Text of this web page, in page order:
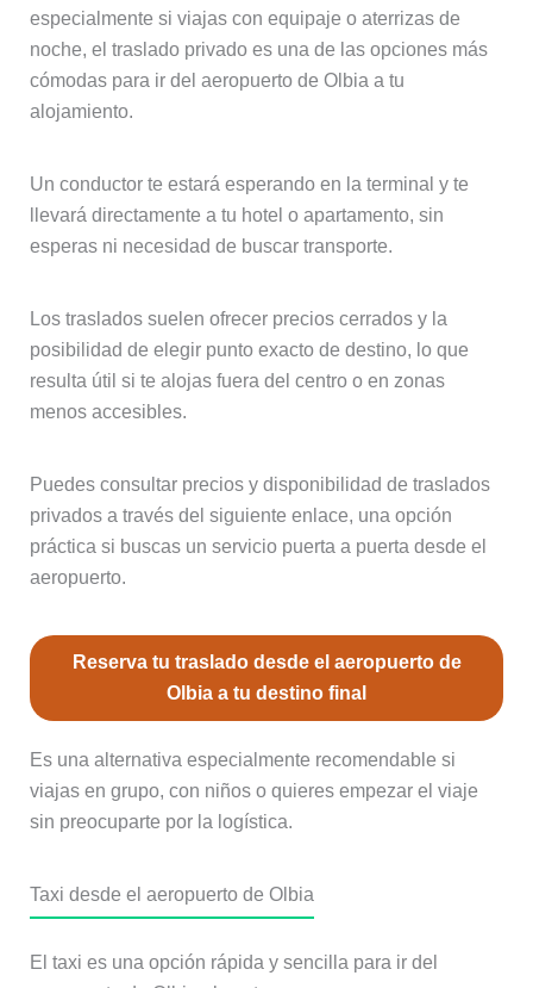
especialmente si viajas con equipaje o aterrizas de
noche, el traslado privado es una de las opciones más
cómodas para ir del aeropuerto de Olbia a tu
alojamiento.
Un conductor te estará esperando en la terminal y te
llevará directamente a tu hotel o apartamento, sin
esperas ni necesidad de buscar transporte.
Los traslados suelen ofrecer precios cerrados y la
posibilidad de elegir punto exacto de destino, lo que
resulta útil si te alojas fuera del centro o en zonas
menos accesibles.
Puedes consultar precios y disponibilidad de traslados
privados a través del siguiente enlace, una opción
práctica si buscas un servicio puerta a puerta desde el
aeropuerto.
Reserva tu traslado desde el aeropuerto de
Olbia a tu destino final
Es una alternativa especialmente recomendable si
viajas en grupo, con niños o quieres empezar el viaje
sin preocuparte por la logística.
Taxi desde el aeropuerto de Olbia
El taxi es una opción rápida y sencilla para ir del